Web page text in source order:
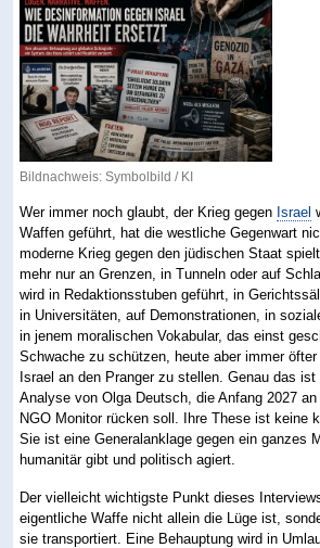
Bildnachweis: Symbolbild / KI
Wer immer noch glaubt, der Krieg gegen Israel
Waffen geführt, hat die westliche Gegenwart
moderne Krieg gegen den jüdischen Staat
mehr nur an Grenzen, in Tunneln oder auf
wird in Redaktionsstuben geführt, in
in Universitäten, auf Demonstrationen, in
in jenem moralischen Vokabular, das einst
Schwache zu schützen, heute aber immer
Israel an den Pranger zu stellen. Genau das ist
Analyse von Olga Deutsch, die Anfang 2027
NGO Monitor rücken soll. Ihre These ist keine
Sie ist eine Generalanklage gegen ein ganzes
humanitär gibt und politisch agiert.
Der vielleicht wichtigste Punkt dieses
eigentliche Waffe nicht allein die Lüge ist,
sie transportiert. Eine Behauptung wird in